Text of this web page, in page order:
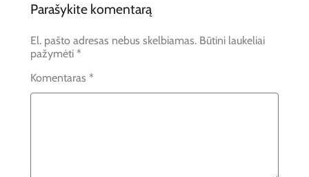
Parašykite komentarą
El. pašto adresas nebus skelbiamas. Būtini laukeliai
pažymėti *
Komentaras *